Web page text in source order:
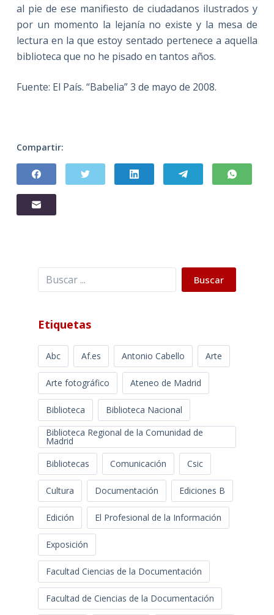
al pie de ese manifiesto de ciudadanos ilustrados y
por un momento la lejanía no existe y la mesa de
lectura en la que estoy sentado pertenece a aquella
biblioteca que no he pisado en tantos años.
Fuente: El País. “Babelia” 3 de mayo de 2008.
Compartir:
Buscar Buscar
Etiquetas
Abc Af.es Antonio Cabello Arte
Arte fotográfico Ateneo de Madrid
Biblioteca
Biblioteca Nacional
Biblioteca Regional de la Comunidad de
Madrid
Bibliotecas
Comunicación Csic
Cultura Documentación Ediciones B
Edición El Profesional de la Información
Exposición
Facultad Ciencias de la Documentación
Facultad de Ciencias de la Documentación